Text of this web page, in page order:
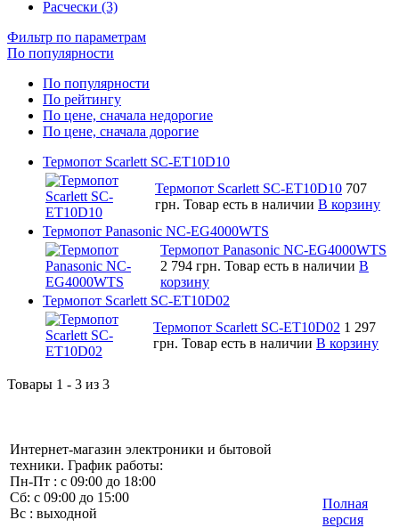
Расчески (3)
Фильтр по параметрам
По популярности
По популярности
По рейтингу
По цене, сначала недорогие
По цене, сначала дорогие
Термопот Scarlett SC-ET10D10
Термопот Scarlett SC-ET10D10 707
грн. Товар есть в наличии В корзину
Термопот Panasonic NC-EG4000WTS
Термопот Panasonic NC-EG4000WTS
2 794 грн. Товар есть в наличии В
корзину
Термопот Scarlett SC-ET10D02
Термопот Scarlett SC-ET10D02 1 297
грн. Товар есть в наличии В корзину
Товары 1 - 3 из 3
Интернет-магазин электроники и бытовой
техники. График работы:
Пн-Пт : с 09:00 до 18:00
Сб: с 09:00 до 15:00
Вс : выходной
Полная
версия